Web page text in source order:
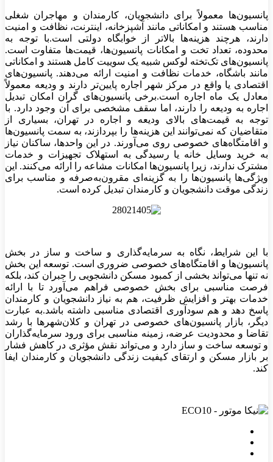
پانسیون‌ها معمولاً برای دانشجویان، کارمندان و مهاجران شغلی
مناسب هستند و امکاناتی مانند آشپزخانه، اینترنت، نظافت و امنیت
دارند، هرچند هزینه‌ها بالاتر از خوابگاه دولتی است.با توجه به
محدوده، تعداد تخت و امکانات پانسیون‌ها، قیمت‌ها متفاوت است.
پانسیون‌های تک‌تخته لوکس شبیه یک سوییت کامل هستند و امکاناتی
مانند باشگاه، خدمات نظافت و امنیت ارائه می‌دهند. پانسیون‌های
اقتصادی یا واقع در مرکز شهر اجاره پایین‌تر دارند و ودیعه معمولاً
معادل یک ماه اجاره است.برخی پانسیون‌های گران امکان تبدیل
اجاره به ودیعه را دارند، اما سقف مشخصی برای آن وجود دارد. با
توجه به قیمت‌های بالای ودیعه و اجاره در تهران، بسیاری از
متقاضیان که نمی‌توانند این هزینه‌ها را بپردازند، به سمت پانسیون‌ها
و اقامتگاه‌های خصوصی روی می‌آورند. در این واحدها، ساکنان نیاز
به خرید وسایل خانه یا رسیدگی به استهلاک تجهیزات و خدمات
مشترک ندارند، زیرا پانسیون‌ها امکانات مشاعه را ارائه می‌کنند. این
ویژگی‌ها پانسیون‌ها را به گزینه‌ای مقرون‌به‌صرفه و مناسب برای
زندگی موقت دانشجویان و کارمندان تبدیل کرده است.
با این شرایط، نگاه به سرمایه‌گذاری و ساخت و ساز در بخش
پانسیون‌ها و اقامتگاه‌های خصوصی ضروری است. توسعه این بخش
نه تنها می‌تواند بخشی از کمبود مسکن دانشجویی را جبران کند، بلکه
فرصت مناسبی برای بخش خصوصی فراهم می‌آورد تا با ارائه
خدمات بهتر و افزایش ظرفیت، هم به نیاز دانشجویان و کارمندان
پاسخ دهد و هم سودآوری اقتصادی مناسبی داشته باشد.به عبارت
دیگر، بازار پانسیون‌های خصوصی در تهران و کلان‌شهرها با رشد
تقاضا و محدودیت عرضه، زمینه مناسبی برای ورود سرمایه‌گذاران
و توسعه ساخت و ساز دارد و می‌تواند نقش مؤثری در کاهش فشار
بر بازار مسکن و ارتقای کیفیت زندگی دانشجویان و کارمندان ایفا
کند.